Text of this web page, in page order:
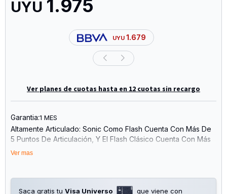
UYU 1.975
UYU 1.679
Ver planes de cuotas hasta en 12 cuotas sin recargo
Garantia:1 MES
Altamente Articulado: Sonic Como Flash Cuenta Con Más De
5 Puntos De Articulación, Y El Flash Clásico Cuenta Con Más
De 23 Puntos De Articulación, ¡lo Que Permite Horas De
Acción, Que Incluye A Shadow Como Batman Y Al Batman
Clásico, Es Perfecto Para Los Fans Del Crossover De Cómics
Ver mas
Saca gratis tu Visa Universo
que viene con